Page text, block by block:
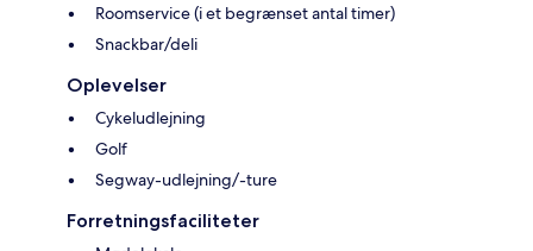
Roomservice (i et begrænset antal timer)
Snackbar/deli
Oplevelser
Cykeludlejning
Golf
Segway-udlejning/-ture
Forretningsfaciliteter